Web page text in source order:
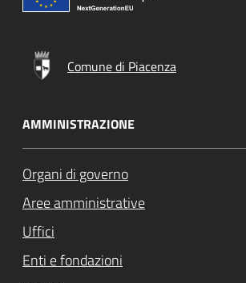
Comune di Piacenza
AMMINISTRAZIONE
Organi di governo
Aree amministrative
Uffici
Enti e fondazioni